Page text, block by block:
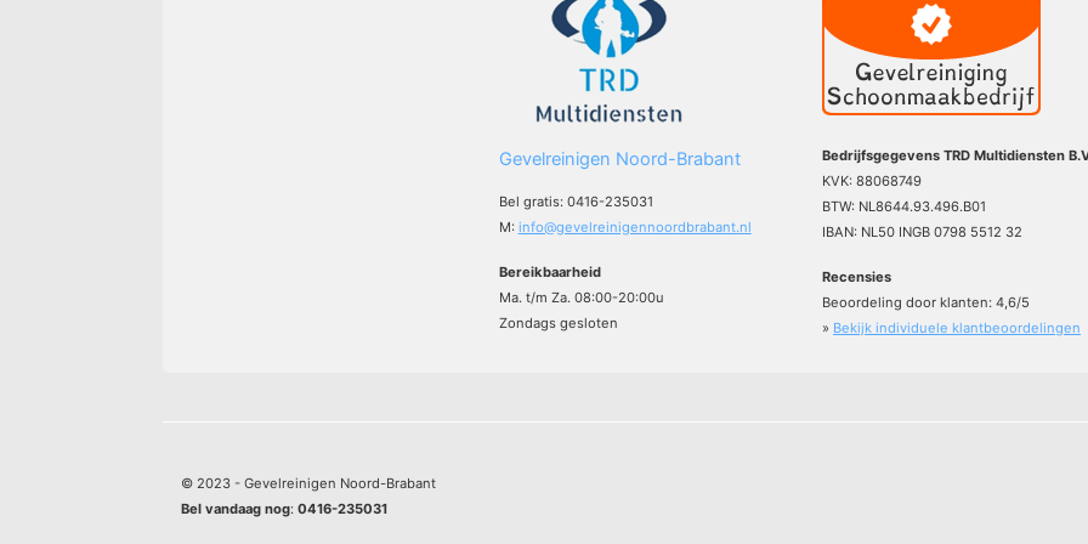
Gevelreinigen Noord-Brabant
Bel gratis: 0416-235031
M: info@gevelreinigennoordbrabant.nl
Bereikbaarheid
Ma. t/m Za. 08:00-20:00u
Zondags gesloten
Bedrijfsgegevens TRD Multidiensten
KVK: 88068749
BTW: NL8644.93.496.B01
IBAN: NL50 INGB 0798 5512 32
Recensies
Beoordeling door klanten: 4,6/5
» Bekijk individuele klantbeoordelingen
© 2023 - Gevelreinigen Noord-Brabant
Bel vandaag nog:0416-235031